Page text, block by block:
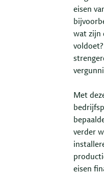
eisen
wat zijn
Met
verder
eisen